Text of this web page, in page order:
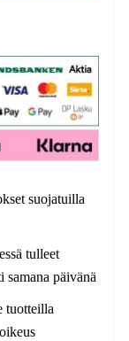
suojatuilla
tulleet
samana päivänä
tuotteilla